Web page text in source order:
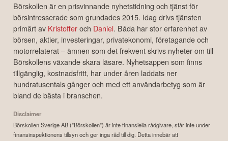
Börskollen är en prisvinnande nyhetstidning och tjänst för
börsintresserade som grundades 2015. Idag drivs tjänsten
primärt av Kristofferoch Daniel. Båda har stor erfarenhet av
börsen, aktier, investeringar, privatekonomi, företagande och
motorrelaterat – ämnen som det frekvent skrivs nyheter om till
Börskollens växande skara läsare. Nyhetsappen som finns
tillgänglig, kostnadsfritt, har under åren laddats ner
hundratusentals gånger och med ett användarbetyg som är
bland de bästa i branschen.
Disclaimer
Börskollen Sverige AB ("Börskollen") är inte finansiella rådgivare, står inte under
finansinspektionens tillsyn och ger inga råd till dig. Detta innebär att